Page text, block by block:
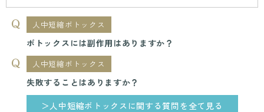
人中短縮ボトックス
ボトックスには副作用はありますか？
人中短縮ボトックス
失敗することはありますか？
＞人中短縮ボトックスに関する質問を全て見る